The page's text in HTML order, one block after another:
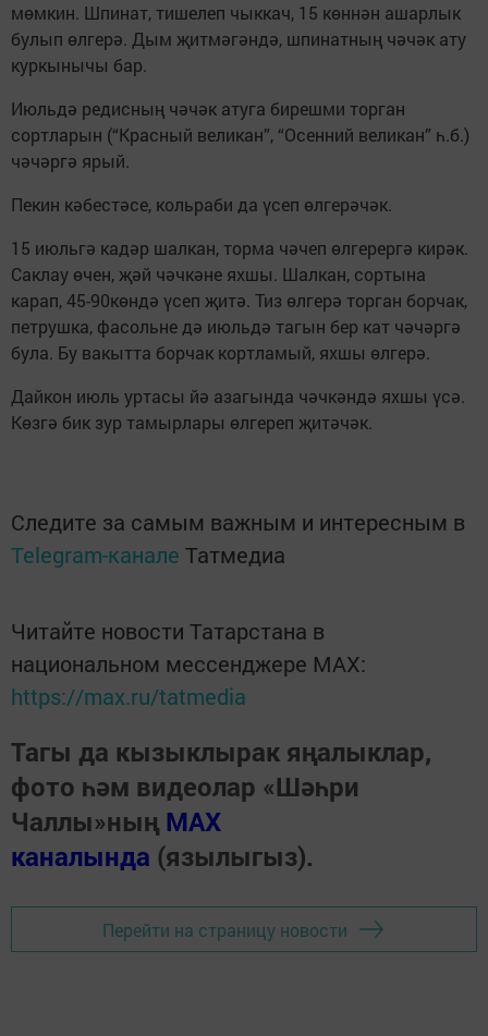
мөмкин. Шпинат, тишелеп чыккач, 15 көннән ашарлык
булып өлгерә. Дым җитмәгәндә, шпинатның чәчәк ату
куркынычы бар.
Июльдә редисның чәчәк атуга бирешми торган
сортларын (“Красный великан”, “Осенний великан” һ.б.)
чәчәргә ярый.
Пекин кәбестәсе, кольраби да үсеп өлгерәчәк.
15 июльгә кадәр шалкан, торма чәчеп өлгерергә кирәк.
Саклау өчен, җәй чәчкәне яхшы. Шалкан, сортына
карап, 45-90көндә үсеп җитә. Тиз өлгерә торган борчак,
петрушка, фасольне дә июльдә тагын бер кат чәчәргә
була. Бу вакытта борчак кортламый, яхшы өлгерә.
Дайкон июль уртасы йә азагында чәчкәндә яхшы үсә.
Көзгә бик зур тамырлары өлгереп җитәчәк.
Следите за самым важным и интересным в
Telegram-канале Татмедиа
Читайте новости Татарстана в
национальном мессенджере MАХ:
https://max.ru/tatmedia
Тагы да кызыклырак яңалыклар,
фото һәм видеолар «Шәһри
Чаллы»ның MAX
каналында (язылыгыз).
Перейти на страницу новости